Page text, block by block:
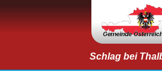
Schlag bei